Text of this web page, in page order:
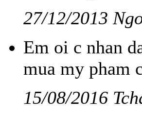
27/12/2013
Em oi c nhan
mua my pham
15/08/2016